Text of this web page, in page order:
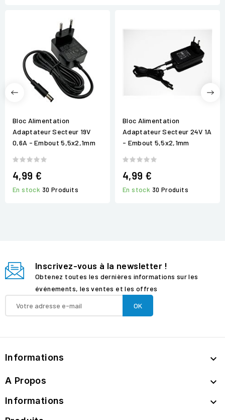
Bloc Alimentation
Adaptateur Secteur 19V
0,6A - Embout 5,5x2,1mm
4,99 €
En stock 30 Produits
Bloc Alimentation
Adaptateur Secteur 24V 1A
- Embout 5,5x2,1mm
4,99 €
En stock 30 Produits
Inscrivez-vous à la newsletter !
Obtenez toutes les dernières informations sur les
événements, les ventes et les offres
Informations 
A Propos 
Informations 